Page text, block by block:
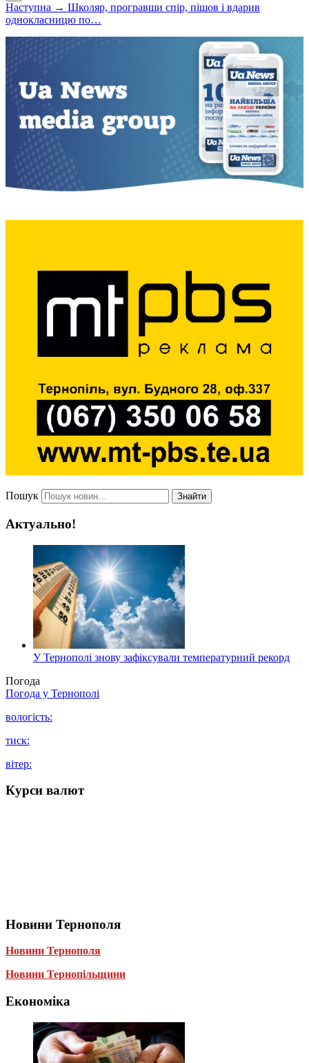
Наступна → Школяр, програвши спір, пішов і вдарив
однокласницю по…
Пошук Знайти
Актуально!
У Тернополі знову зафіксували температурний рекорд
Погода
Погода у Тернополі
вологість:
тиск:
вітер:
Курси валют
Новини Тернополя
Новини Тернополя
Новини Тернопільщини
Економіка